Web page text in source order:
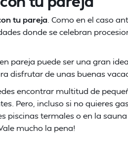
tu pareja . Como en el caso
donde se celebran
pareja puede ser una gran
disfrutar de unas buenas
encontrar multitud de
Pero, incluso si no quieres
piscinas termales o en la
mucho la pena!